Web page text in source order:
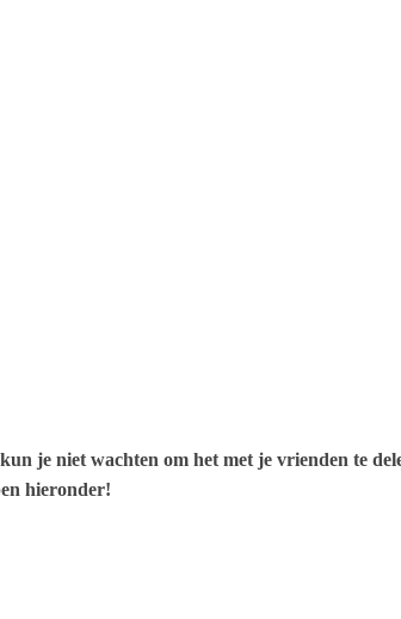
je niet wachten om het met je vrienden te
hieronder!